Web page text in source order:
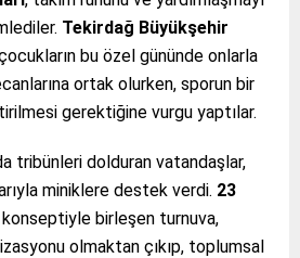
Tekirdağ Büyükşehir
bu özel gününde onlarla
ortak olurken, sporun bir
gerektiğine vurgu yaptılar.
tribünleri dolduran vatandaşlar,
miniklere destek verdi. 23
konseptiyle birleşen turnuva,
olmaktan çıkıp, toplumsal